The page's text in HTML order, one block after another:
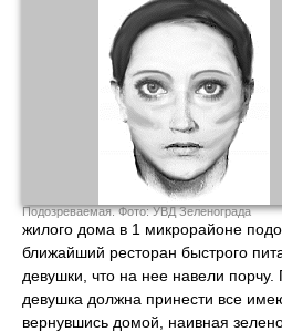
Подозреваемая. Фото: УВД Зеленограда
жилого дома в 1 микрорайоне
ближайший ресторан быстрого
девушки, что на нее навели
девушка должна принести все
вернувшись домой, наивная